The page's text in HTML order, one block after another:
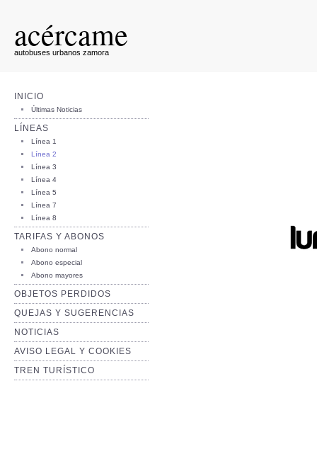
acércame
autobuses urbanos zamora
INICIO
Últimas Noticias
LÍNEAS
Línea 1
Línea 2
Línea 3
Línea 4
Línea 5
Línea 7
Línea 8
TARIFAS Y ABONOS
Abono normal
Abono especial
Abono mayores
OBJETOS PERDIDOS
QUEJAS Y SUGERENCIAS
NOTICIAS
AVISO LEGAL Y COOKIES
TREN TURÍSTICO